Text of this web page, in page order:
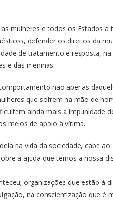
mulheres e todos os Estados a
defender os direitos da
de tratamento e resposta,
e das meninas.
não apenas
que sofrem na mão de
ainda mais a impunidade
meios de apoio à vítima.
na vida da sociedade, cabe ao
a ajuda que temos a nossa
organizações que estão à
na conscientização que é